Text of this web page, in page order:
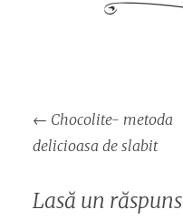
Navigare
articol
← Chocolite- metoda
delicioasa de slabit
Lasă un răspuns